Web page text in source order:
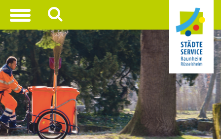
Toggle